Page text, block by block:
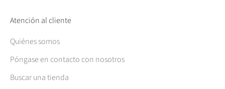
Atención al cliente
Quiénes somos
Póngase en contacto con nosotros
Buscar una tienda